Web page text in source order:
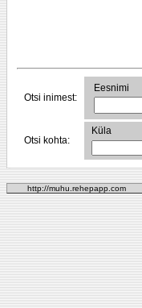
Otsi inimest:
Eesnimi
Otsi kohta:
Küla
http://muhu.rehepapp.com